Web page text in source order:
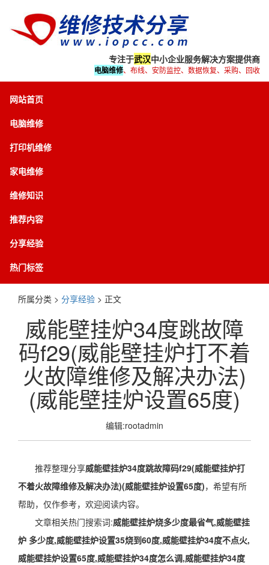
专注于武汉中小企业服务解决方案提供商
电脑维修、布线、安防监控、数据恢复、采购、回收
网站首页
电脑维修
打印机维修
家电维修
维修知识
推荐内容
分享经验
热门标签
所属分类 > 分享经验 > 正文
威能壁挂炉34度跳故障
码f29(威能壁挂炉打不着
火故障维修及解决办法)
(威能壁挂炉设置65度)
编辑:rootadmin
推荐整理分享威能壁挂炉34度跳故障码f29(威能壁挂炉打
不着火故障维修及解决办法)(威能壁挂炉设置65度)，希望有所
帮助，仅作参考，欢迎阅读内容。
文章相关热门搜索词:威能壁挂炉烧多少度最省气,威能壁挂
炉 多少度,威能壁挂炉设置35烧到60度,威能壁挂炉34度不点火,
威能壁挂炉设置65度,威能壁挂炉34度怎么调,威能壁挂炉34度